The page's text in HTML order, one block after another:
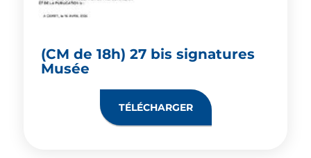
(CM de 18h) 27 bis signatures
Musée
TÉLÉCHARGER